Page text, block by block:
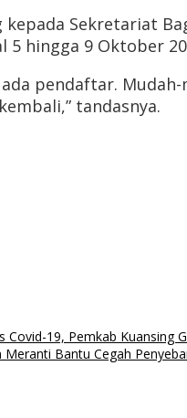
Sekretariat
5 hingga 9 Oktober
pendaftar.
tandasnya.
Covid-19, Pemkab Kuansing
Meranti Bantu Cegah